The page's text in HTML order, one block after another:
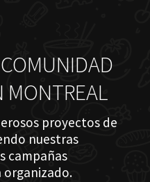
MONTREAL
proyectos de
nuestras
campañas
organizado.